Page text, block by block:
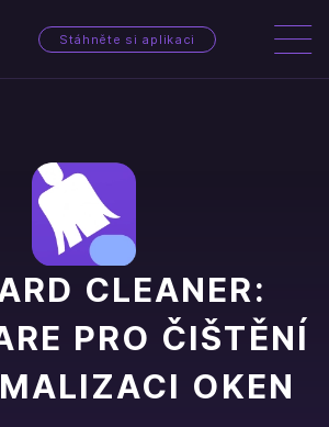
Stáhněte si aplikaci
CLEANER:
PRO ČIŠTĚNÍ
OKEN